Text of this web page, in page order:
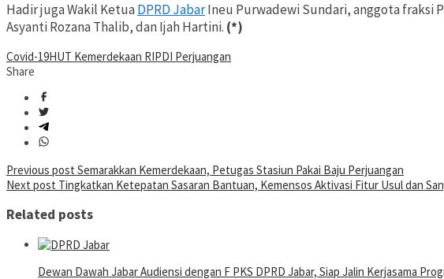
Hadir juga Wakil KetuaDPRD JabarIneu Purwadewi Sundari, anggota fraksi
Asyanti Rozana Thalib, dan Ijah Hartini. (*)
Covid-19HUT Kemerdekaan RIPDI Perjuangan
Share
Post
navigation
Previous post Semarakkan Kemerdekaan, Petugas Stasiun Pakai Baju Perjuangan
Next post Tingkatkan Ketepatan Sasaran Bantuan, Kemensos Aktivasi Fitur Usul dan
Related posts
Dewan Dawah Jabar Audiensi dengan F PKS DPRD Jabar, Siap Jalin Kerjasama